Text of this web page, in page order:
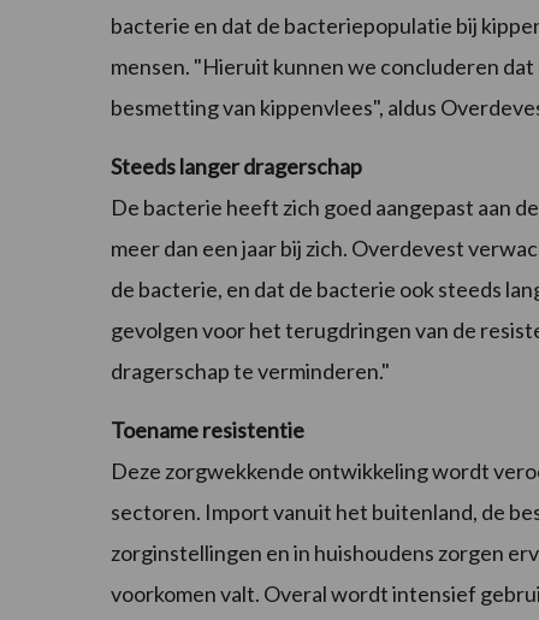
bacterie en dat de bacteriepopulatie bij
mensen. "Hieruit kunnen we concluderen
besmetting van kippenvlees", aldus
Steeds langer dragerschap
De bacterie heeft zich goed aangepast aan
meer dan een jaar bij zich. Overdevest
de bacterie, en dat de bacterie ook steeds
gevolgen voor het terugdringen van de
dragerschap te verminderen."
Toename resistentie
Deze zorgwekkende ontwikkeling wordt
sectoren. Import vanuit het buitenland, de
zorginstellingen en in huishoudens zorgen
voorkomen valt. Overal wordt intensief